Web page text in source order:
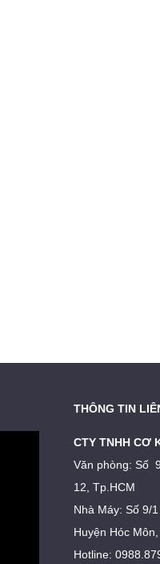
THÔNG TIN
CTY TNHH CƠ
Văn phòng: Số
12, Tp.HCM
Nhà Máy: Số 9/
Huyện Hóc
Hotline: